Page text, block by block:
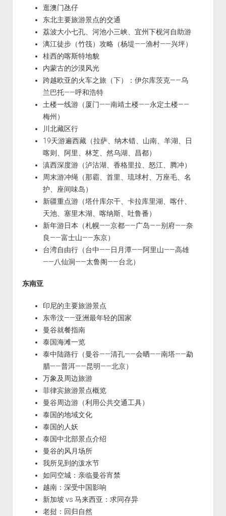
逛澳门氹仔
东北主要旅游景点的交通
荔波大小七孔、河池小三峡、宜州下枧河自助游
漓江徒步（竹筏）攻略（杨堤——渔村——兴坪）
桂西的喀斯特地貌
内蒙古的沙漠风光
跨越欧亚的火车之旅（下）：伊尔库茨克——乌
兰巴托——呼和浩特
土楼一线游（厦门——南靖土楼——永定土楼——
梅州）
川北藏区行
19天游遍西藏（拉萨、纳木错、山南、羊湖、日
喀则、阿里、林芝、然乌湖、昌都）
滇西深度游（泸沽湖、香格里拉、怒江、腾冲）
周末游冲绳（那霸、首里、琉球村、万座毛、名
护、座间味岛）
新疆重点游（塔什库尔干、卡拉库里湖、喀什、
天池、塞里木湖、喀纳斯、吐鲁番）
新年游日本（札幌——京都——广岛——别府——奈
良——富士山——东京）
台湾自由行（台中——日月潭——阿里山——高雄
——八仙洞——太鲁阁——台北）
东南亚
印尼的主要旅游景点
东帝汶——亚洲最年轻的国家
曼谷就餐指南
泰国海滩一览
泰中陆路行（曼谷——清孔——会晒——南塔——勐
腊——普洱——昆明——北京）
万象及周边旅游
菲律宾旅游景点概览
曼谷周边游（利用公共交通工具）
泰国的地域文化
泰国的人妖
泰国中北部景点介绍
曼谷的风月场所
我所见到的泼水节
如同空城：亲临曼谷宵禁
越南：深受中国影响
新加坡 vs 马来西亚：求同存异
老挝：回归自然